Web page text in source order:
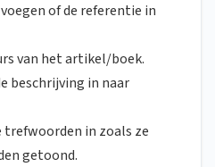
of de referentie in
van het artikel/boek.
beschrijving in naar
trefwoorden in zoals ze
getoond.